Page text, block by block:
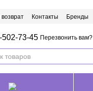
Контакты Бренды
502-73-45 Перезвонить вам?